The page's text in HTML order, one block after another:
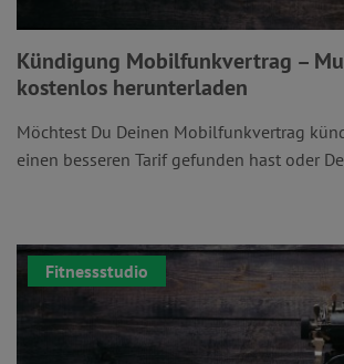
Kündigung Mobilfunkvertrag –
kostenlos herunterladen
Möchtest Du Deinen Mobilfunkvertrag
einen besseren Tarif gefunden hast oder
Fitnessstudio